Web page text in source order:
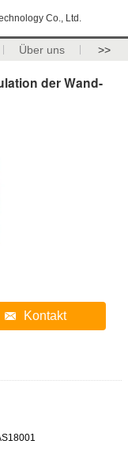
Co., Ltd.
Über uns >>
der Wand-
Kontakt